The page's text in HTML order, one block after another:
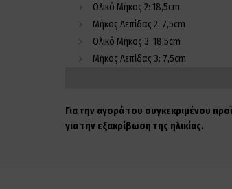
Ολικό Μήκος 2: 18,5cm
Μήκος Λεπίδας 2: 7,5cm
Ολικό Μήκος 3: 18,5cm
Μήκος Λεπίδας 3: 7,5cm
Για την αγορά του συγκεκριμένου
για την εξακρίβωση της ηλικίας.